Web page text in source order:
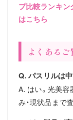
プ比較ランキ
はこちら
よくあるご
Q. パスリルは
A. はい。光美容
み・現状品まで